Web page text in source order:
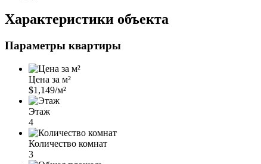
Характеристики объекта
Параметры квартиры
Цена за м²
$1,149/м²
Этаж
4
Количество комнат
3